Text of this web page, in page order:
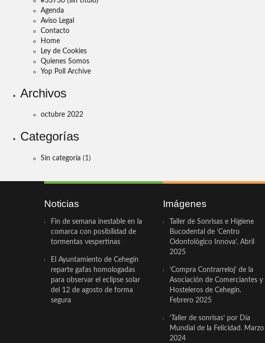
Agenda
Aviso Legal
Contacto
Home
Ley de Cookies
Quienes Somos
Yop Poll Archive
Archivos
octubre 2022
Categorías
Sin categoría (1)
Noticias
Fin de semana inestable en la
comarca con posibilidad de
tormentas vespertinas
El Ayuntamiento de Cehegín
reparte gafas homologadas
para observar el eclipse solar
del 12 de agosto de forma
segura
Imágenes
Taller de Sonrisas e Higiene
Bucodental de ‘Centro
Odontológico Innova’. Abril
2025
‘Compra Contrarreloj’ de la
Asociación de Comerciantes y
Hosteleros de Cehegín.
Febrero 2025
‘Taller de sonrisas’ por Día
Mundial de la Felicidad. Marzo
2024